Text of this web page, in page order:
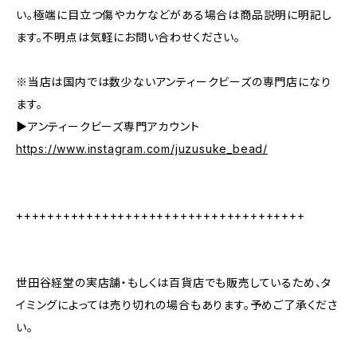
い。極端に目立つ傷やカケなどがある場合は商品説明に明記し
ます。不明点は気軽にお問い合わせください。
※当店は国内では数少ないアンティークビーズの専門店になり
ます。
▶︎アンティークビーズ専門アカウント
https://www.instagram.com/juzusuke_bead/
+++++++++++++++++++++++++++++++++++++
世田谷経堂の実店舗・もしくは百貨店でも販売しているため、タ
イミングによっては売り切れの場合もあります。予めご了承くださ
い。